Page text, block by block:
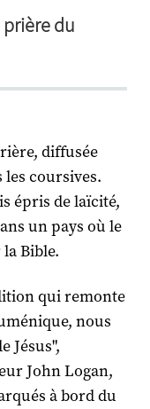
prière du
diffusée
les coursives.
épris de laïcité,
un pays où le
Bible.
qui remonte
nous
Jésus",
John Logan,
à bord du